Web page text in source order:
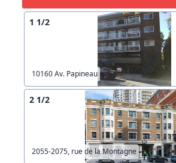
1 1/2
10160 Av. Papineau
2 1/2
2055-2075, rue de la Montagne